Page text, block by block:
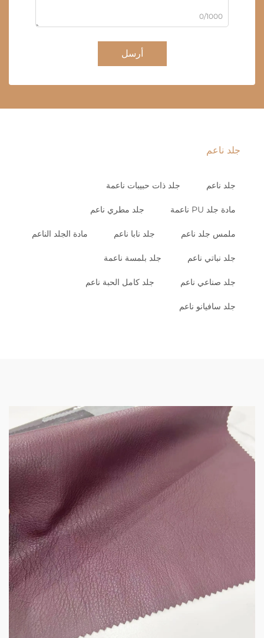
0/1000
أرسل
جلد ناعم
جلد ناعم جلد ذات حبيبات ناعمة
مادة جلد PU ناعمة جلد مطري ناعم
ملمس جلد ناعم جلد نابا ناعم مادة الجلد الناعم
جلد نباتي ناعم جلد بلمسة ناعمة
جلد صناعي ناعم جلد كامل الحبة ناعم
جلد سافيانو ناعم